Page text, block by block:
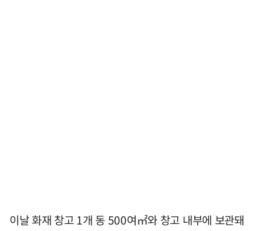
이날 화재 창고 1개 동 500여㎡와 창고 내부에 보관돼